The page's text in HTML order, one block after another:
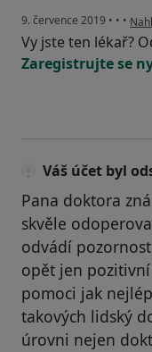
9. července 2019 • • •
Vy jste ten lékař?
Zaregistrujte se
Váš účet byl
Pana doktora
skvěle
odvádí
opět jen pozitivní
pomoci jak
takových lidský
úrovni nejen